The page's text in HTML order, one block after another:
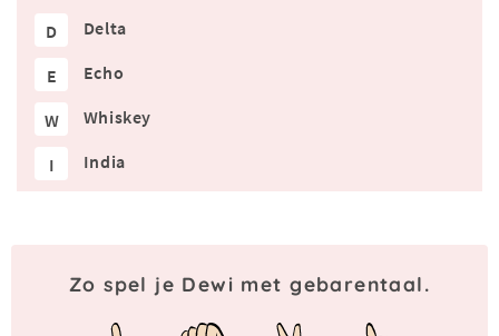
D Delta
E Echo
W Whiskey
I India
Zo spel je Dewi met gebarentaal.